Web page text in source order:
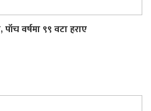
वर्षमा ९९ वटा हराए